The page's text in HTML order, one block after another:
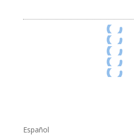
Español